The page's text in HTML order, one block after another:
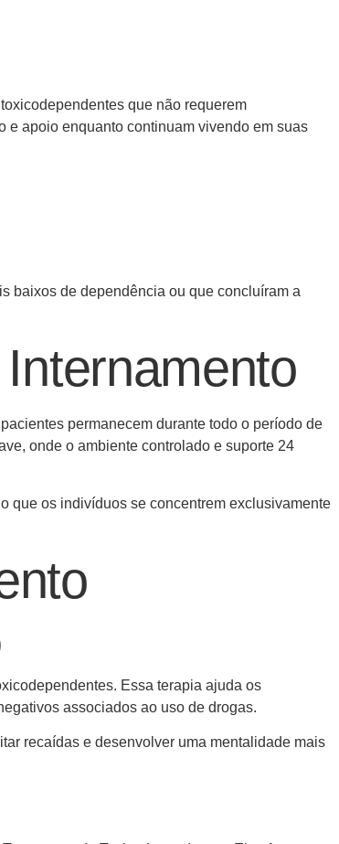
que não requerem
e apoio enquanto continuam vivendo em suas
baixos de dependência ou que concluíram a
permanecem durante todo o período de
onde o ambiente controlado e suporte 24
que os indivíduos se concentrem exclusivamente
Essa terapia ajuda os
associados ao uso de drogas.
recaídas e desenvolver uma mentalidade mais